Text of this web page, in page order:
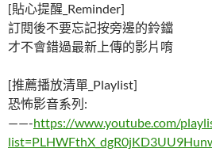
[貼心提醒_Reminder]
訂閱後不要忘記按旁邊的鈴鐺
才不會錯過最新上傳的影片唷
[推薦播放清單_Playlist]
恐怖影音系列:
——-https://www.youtube.com/